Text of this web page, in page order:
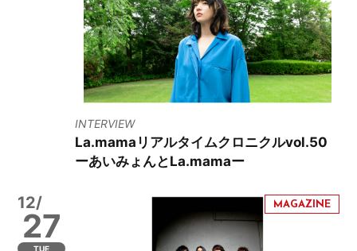
INTERVIEW
La.mamaリアルタイムクロニクルvol.50
ーあいみょんとLa.mamaー
12/
27
TUE